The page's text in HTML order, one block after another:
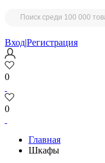
Вход|Регистрация
0
0
Главная
Шкафы